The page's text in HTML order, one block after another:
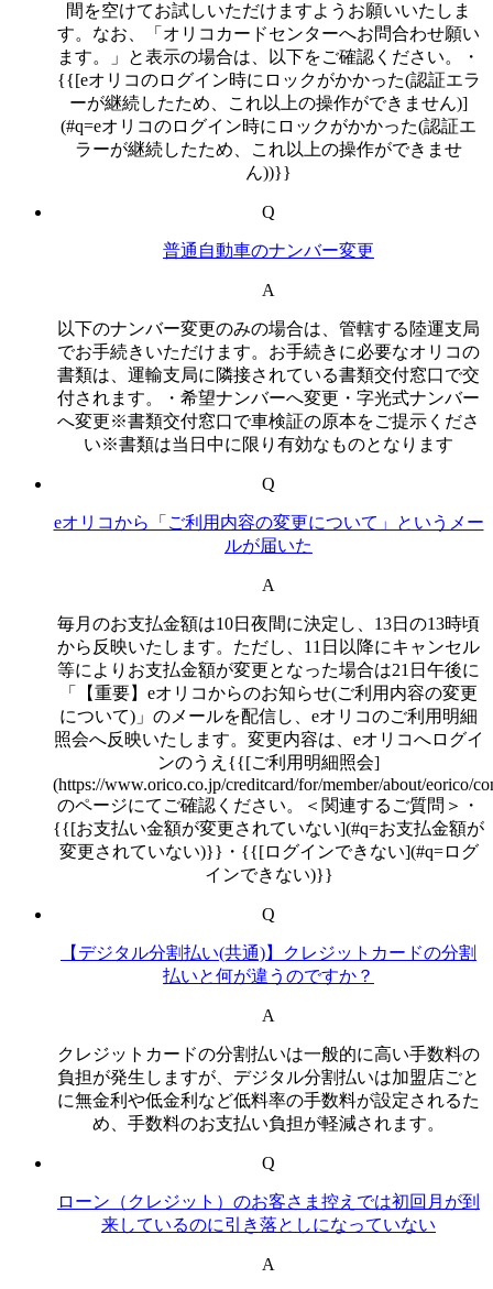
間を空けてお試しいただけますようお願いいたしま
す。なお、「オリコカードセンターへお問合わせ願い
ます。」と表示の場合は、以下をご確認ください。・
{{[eオリコのログイン時にロックがかかった(認証エラ
ーが継続したため、これ以上の操作ができません)]
(#q=eオリコのログイン時にロックがかかった(認証エ
ラーが継続したため、これ以上の操作ができませ
ん))}}
Q
普通自動車のナンバー変更
A
以下のナンバー変更のみの場合は、管轄する陸運支局
でお手続きいただけます。お手続きに必要なオリコの
書類は、運輸支局に隣接されている書類交付窓口で交
付されます。・希望ナンバーへ変更・字光式ナンバー
へ変更※書類交付窓口で車検証の原本をご提示くださ
い※書類は当日中に限り有効なものとなります
Q
eオリコから「ご利用内容の変更について」というメー
ルが届いた
A
毎月のお支払金額は10日夜間に決定し、13日の13時頃
から反映いたします。ただし、11日以降にキャンセル
等によりお支払金額が変更となった場合は21日午後に
「【重要】eオリコからのお知らせ(ご利用内容の変更
について)」のメールを配信し、eオリコのご利用明細
照会へ反映いたします。変更内容は、eオリコへログイ
ンのうえ{{[ご利用明細照会]
(https://www.orico.co.jp/creditcard/for/member/about/eorico/
のページにてご確認ください。＜関連するご質問＞・
{{[お支払い金額が変更されていない](#q=お支払金額が
変更されていない)}}・{{[ログインできない](#q=ログ
インできない)}}
Q
【デジタル分割払い(共通)】クレジットカードの分割
払いと何が違うのですか？
A
クレジットカードの分割払いは一般的に高い手数料の
負担が発生しますが、デジタル分割払いは加盟店ごと
に無金利や低金利など低料率の手数料が設定されるた
め、手数料のお支払い負担が軽減されます。
Q
ローン（クレジット）のお客さま控えでは初回月が到
来しているのに引き落としになっていない
A